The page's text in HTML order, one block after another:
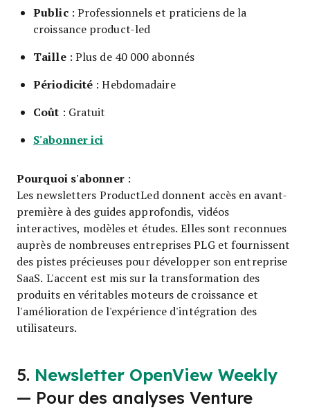
Public: Professionnels et praticiens de la
croissance product-led
Taille: Plus de 40 000 abonnés
Périodicité : Hebdomadaire
Coût : Gratuit
S'abonner ici
Pourquoi s'abonner:
Les newsletters ProductLed donnent accès en avant-
première à des guides approfondis, vidéos
interactives, modèles et études. Elles sont reconnues
auprès de nombreuses entreprises PLG et fournissent
des pistes précieuses pour développer son entreprise
SaaS. L'accent est mis sur la transformation des
produits en véritables moteurs de croissance et
l'amélioration de l'expérience d'intégration des
utilisateurs.
5. Newsletter OpenView Weekly
— Pour des analyses Venture